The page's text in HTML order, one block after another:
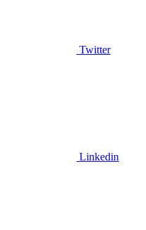
Twitter
Linkedin